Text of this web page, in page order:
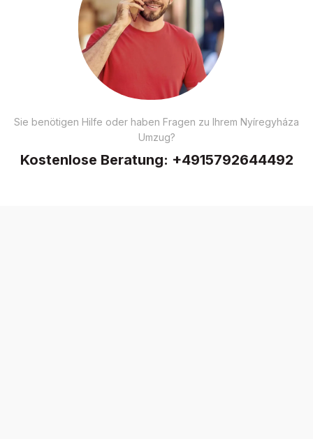
Sie benötigen Hilfe oder haben Fragen zu Ihrem Nyíregyháza
Umzug?
Kostenlose Beratung: +4915792644492